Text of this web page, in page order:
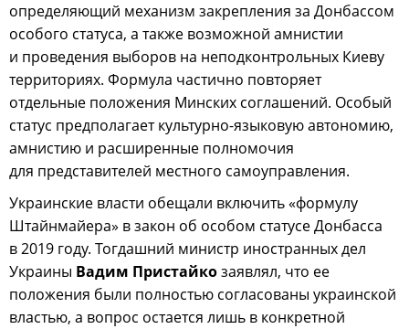
определяющий механизм закрепления за Донбассом
особого статуса, а также возможной амнистии
и проведения выборов на неподконтрольных Киеву
территориях. Формула частично повторяет
отдельные положения Минских соглашений. Особый
статус предполагает культурно-языковую автономию,
амнистию и расширенные полномочия
для представителей местного самоуправления.
Украинские власти обещали включить «формулу
Штайнмайера» в закон об особом статусе Донбасса
в 2019 году. Тогдашний министр иностранных дел
Украины Вадим Пристайкозаявлял, что ее
положения были полностью согласованы украинской
властью, а вопрос остается лишь в конкретной